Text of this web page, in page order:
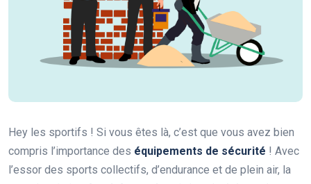
Hey les sportifs ! Si vous êtes là, c’est que vous avez bien
compris l’importance des équipements de sécurité ! Avec
l’essor des sports collectifs, d’endurance et de plein air, la